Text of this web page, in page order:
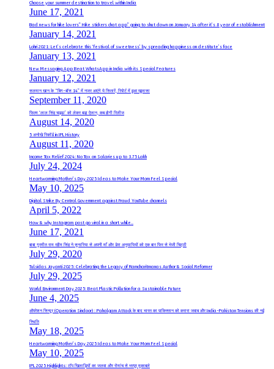
Choose your summer destination to travel within India
June 17, 2021
Bad news for hike lovers” Hike stickers chat app” going to shut down on January 14 after it’s 8 year of establishment
January 14, 2021
Lohri 2021: Let’s celebrate this ‘festival of sweetness’ by spreading happiness on destitute’s face
January 13, 2021
New Messaging App Beat WhatsApp in India with its Special Features
January 12, 2021
सलमान खान के “बिग-बॉस 14” में नजर आएंगे ये सितारें, रिपोर्ट में हुआ खुलासा
September 11, 2020
फिल्म ‘लाल सिंह चड्ढा’ को लेकर बडा़ ऐलान, कब होगी रिलीज
August 14, 2020
5 अनोखे रिकॉर्ड in IPL History
August 11, 2020
Income Tax Relief 2024: No Tax on Salaries up to 3.75 Lakh
July 24, 2024
Heartwarming Mother’s Day 2025 Ideas to Make Your Mom Feel Special
May 10, 2025
Digital Strike By Central Government against Fraud YouTube channels
April 5, 2022
How & why Instagram post go viral in a short while..
June 17, 2021
बाबा गुरमीत राम रहीम सिंह ने सुनारिया से अपनी माँ और डेरा अनुयायियों को एक बार फिर से भेजी चिट्ठी
July 29, 2020
Tulsidas Jayanti 2025: Celebrating the Legacy of Ramcharitmanas Author & Social Reformer
July 29, 2025
World Environment Day 2025: Beat Plastic Pollution for a Sustainable Future
June 4, 2025
ऑपरेशन सिन्दूर (Operation Sindoor) : Pahalgam Attack के बाद भारत का पाकिस्तान को करारा जवाब और India-Pakistan Tensions की नई
स्थिति
May 18, 2025
Heartwarming Mother’s Day 2025 Ideas to Make Your Mom Feel Special
May 10, 2025
IPL 2025 Highlights: टॉप खिलाड़ियों का जलवा और रोमांच से भरपूर मुकाबले